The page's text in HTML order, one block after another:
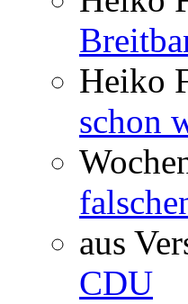
Heiko
schon
aus
CDU